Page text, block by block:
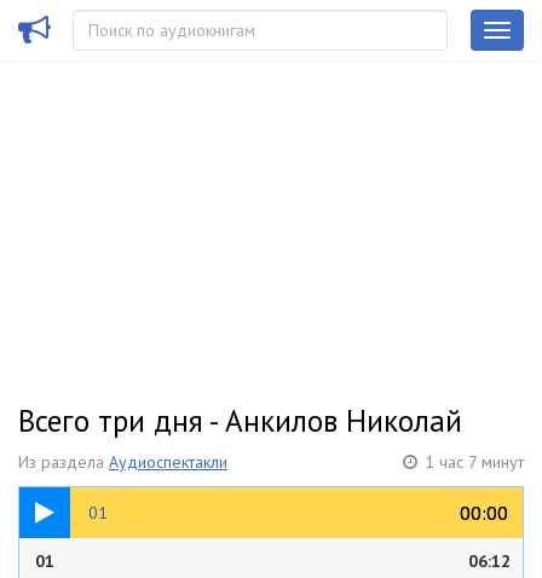
Всего три дня - Анкилов Николай
Из раздела Аудиоспектакли 1 час 7 минут
01 00:00
00:00
06:12
01 06:12